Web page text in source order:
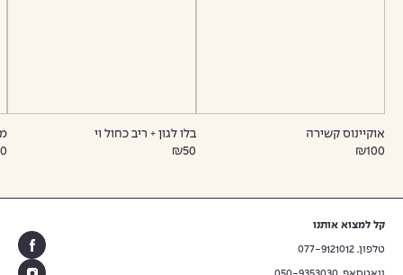
אוקיינוס קשירה
₪100
בלו לגון + ריב כחול וי
₪50
קל למצוא אותנו
טלפון. 077-9121012